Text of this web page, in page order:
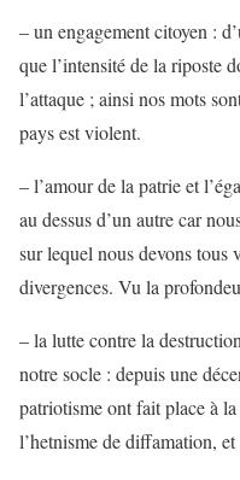
– un engagement citoyen :
que l’intensité de la riposte
l’attaque ; ainsi nos mots
pays est violent.
– l’amour de la patrie et
au dessus d’un autre car
sur lequel nous devons tous
divergences. Vu la
– la lutte contre la
notre socle : depuis une
patriotisme ont fait place à
l’hetnisme de diffamation,